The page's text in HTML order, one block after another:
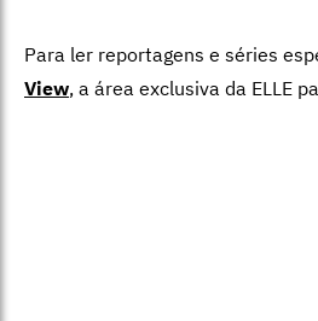
Para ler reportagens e séries
View, a área exclusiva da ELLE